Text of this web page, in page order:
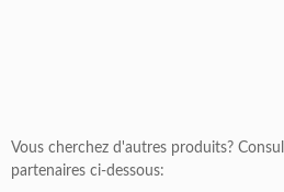
Vous cherchez d'autres produits?
partenaires ci-dessous: